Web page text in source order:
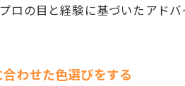
ロの目と経験に基づいたアド
わせた色選びをする